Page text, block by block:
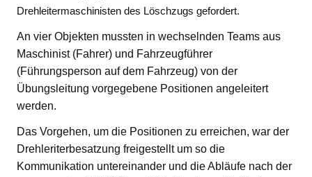
Drehleitermaschinisten des Löschzugs gefordert.
An vier Objekten mussten in wechselnden Teams aus
Maschinist (Fahrer) und Fahrzeugführer
(Führungsperson auf dem Fahrzeug) von der
Übungsleitung vorgegebene Positionen angeleitert
werden.
Das Vorgehen, um die Positionen zu erreichen, war der
Drehleriterbesatzung freigestellt um so die
Kommunikation untereinander und die Abläufe nach der